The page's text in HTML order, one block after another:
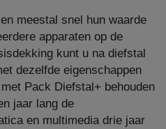
meestal snel hun waarde
apparaten op de
kunt u na diefstal
dezelfde eigenschappen
Pack Diefstal+ behouden
jaar lang de
en multimedia drie jaar